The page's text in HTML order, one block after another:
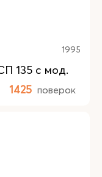
1995
135 с мод.
1425 поверок